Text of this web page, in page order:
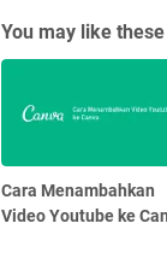
You may like
Cara Menambahkan
Video Youtube ke